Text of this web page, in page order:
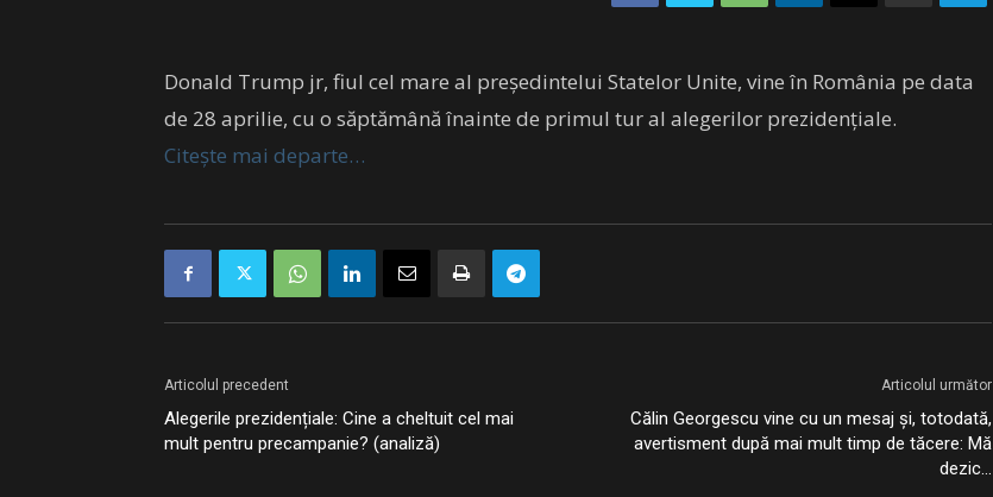
Donald Trump jr, fiul cel mare al președintelui Statelor Unite, vine în România pe data
de 28 aprilie, cu o săptămână înainte de primul tur al alegerilor prezidențiale.
Citește mai departe…
Articolul precedent
Alegerile prezidențiale: Cine a cheltuit cel mai
mult pentru precampanie? (analiză)
Articolul următor
Călin Georgescu vine cu un mesaj și, totodată,
avertisment după mai mult timp de tăcere: Mă
dezic…